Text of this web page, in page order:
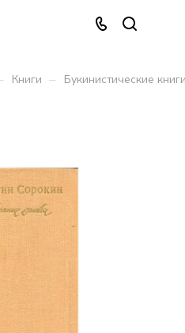
Книги – Букинистические